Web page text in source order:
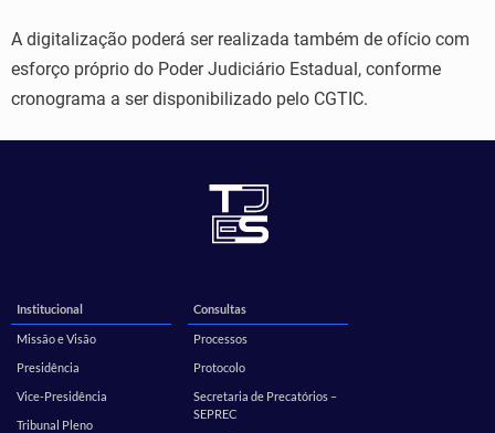
A digitalização poderá ser realizada também de ofício com
esforço próprio do Poder Judiciário Estadual, conforme
cronograma a ser disponibilizado pelo CGTIC.
Institucional
Missão e Visão
Presidência
Vice-Presidência
Tribunal Pleno
Consultas
Processos
Protocolo
Secretaria de Precatórios –
SEPREC